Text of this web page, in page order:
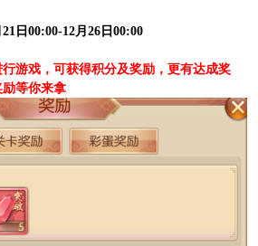
日00:00-12月26日00:00
游戏，可获得积分及奖励，更有达成奖
等你来拿